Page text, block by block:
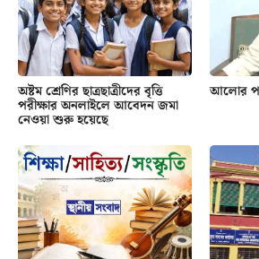
অষ্টম শ্রেণির ছাত্রছাত্রীদের বৃত্তি
পরীক্ষার অনলাইলে আবেদন জমা
নেওয়া শুরু হয়েছে
আলোর